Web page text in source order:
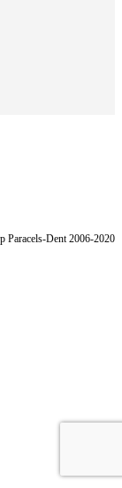
Paracels-Dent 2006-2020